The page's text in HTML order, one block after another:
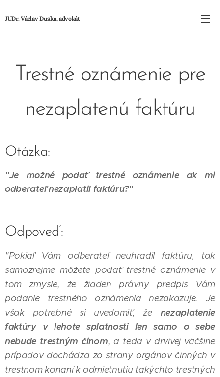
JUDr. Václav Duska, advokát
Trestné oznámenie pre
nezaplatenú faktúru
Otázka:
"Je možné podať trestné oznámenie ak mi
odberateľ nezaplatil faktúru?"
Odpoveď:
"Pokiaľ Vám odberateľ neuhradil faktúru, tak
samozrejme môžete podať trestné oznámenie v
tom zmysle, že žiaden právny predpis Vám
podanie trestného oznámenia nezakazuje. Je
však potrebné si uvedomiť, že nezaplatenie
faktúry v lehote splatnosti len samo o sebe
nebude trestným činom, a teda v drvivej väčšine
prípadov dochádza zo strany orgánov činných v
trestnom konaní k odmietnutiu takýchto trestných